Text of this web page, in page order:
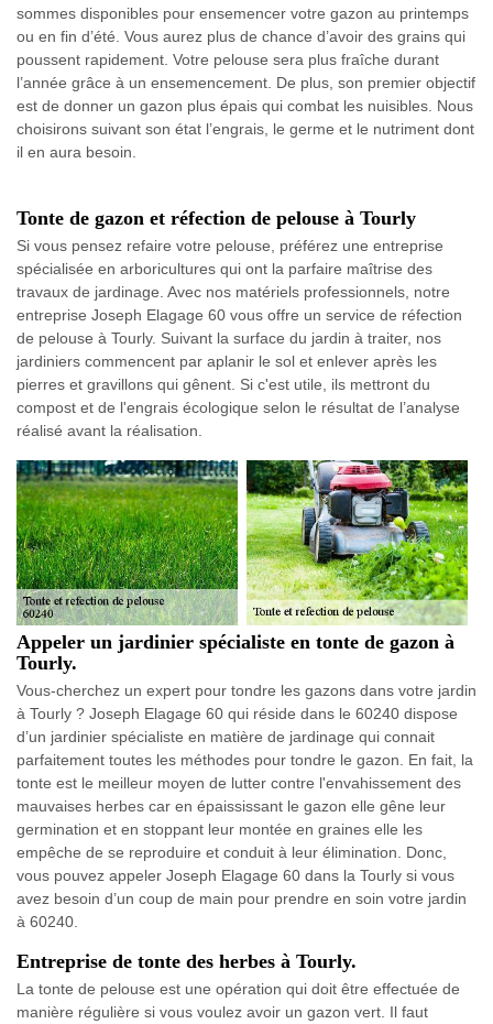
sommes disponibles pour ensemencer votre gazon au printemps
ou en fin d’été. Vous aurez plus de chance d’avoir des grains qui
poussent rapidement. Votre pelouse sera plus fraîche durant
l’année grâce à un ensemencement. De plus, son premier objectif
est de donner un gazon plus épais qui combat les nuisibles. Nous
choisirons suivant son état l’engrais, le germe et le nutriment dont
il en aura besoin.
Tonte de gazon et réfection de pelouse à Tourly
Si vous pensez refaire votre pelouse, préférez une entreprise
spécialisée en arboricultures qui ont la parfaire maîtrise des
travaux de jardinage. Avec nos matériels professionnels, notre
entreprise Joseph Elagage 60 vous offre un service de réfection
de pelouse à Tourly. Suivant la surface du jardin à traiter, nos
jardiniers commencent par aplanir le sol et enlever après les
pierres et gravillons qui gênent. Si c'est utile, ils mettront du
compost et de l'engrais écologique selon le résultat de l’analyse
réalisé avant la réalisation.
Appeler un jardinier spécialiste en tonte de gazon à
Tourly.
Vous-cherchez un expert pour tondre les gazons dans votre jardin
à Tourly ? Joseph Elagage 60 qui réside dans le 60240 dispose
d’un jardinier spécialiste en matière de jardinage qui connait
parfaitement toutes les méthodes pour tondre le gazon. En fait, la
tonte est le meilleur moyen de lutter contre l'envahissement des
mauvaises herbes car en épaississant le gazon elle gêne leur
germination et en stoppant leur montée en graines elle les
empêche de se reproduire et conduit à leur élimination. Donc,
vous pouvez appeler Joseph Elagage 60 dans la Tourly si vous
avez besoin d’un coup de main pour prendre en soin votre jardin
à 60240.
Entreprise de tonte des herbes à Tourly.
La tonte de pelouse est une opération qui doit être effectuée de
manière régulière si vous voulez avoir un gazon vert. Il faut